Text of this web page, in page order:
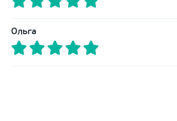
Ольга